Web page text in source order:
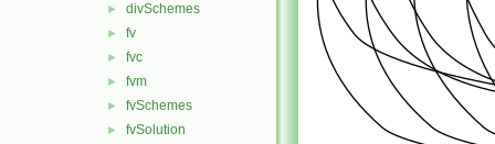
► divSchemes
► fv
► fvc
► fvm
► fvSchemes
► fvSolution